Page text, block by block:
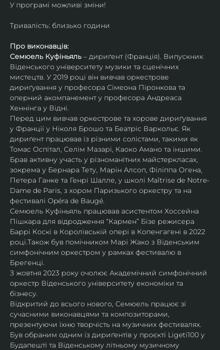
У програмі можливі зміни!
Тривалість: близько години
Про виконавців:
Семюель Куфіньяль – дириґент (Франція). Випускник
Віденського університету музики та сценічних
мистецтв. У 2019 році він вивчав оркестрове
дириґування у професора Сімеона Піронкова та
оперний акомпанемент у професора Андреаса
Хеннінга у Відні.
Перед цим вивчав оркестрове та хорове дириґування
у Франції у Ніколя Брошо та Беатріс Варкольє. Як
дириґент працював із різними солістами, такими як
Томас Оспітал, Селім Мазарі, Каоко Амано та іншими.
Брав активну участь у різноманітних майстеркласах,
зокрема у Бернара Тету, Марін Алсоп, Філіппа Огена,
Петера Ганке та Генрі Шалле, у школі Maîtrise de Notre-
Dame de Paris, з хором Паризького оркестру та на
фестивалі Opéra de Baugé.
Семюель Куфіньяль працював асистентом Хоссейна
Пішкара для відродження “Кармен” Бізе режисера
Баррі Коскі в Королівській опері в Копенгагені в 2022
році.Також був помічником Марі Жако з Віденським
симфонічним оркестром у рамках фестивалю в
Брегенці.
З жовтня 2023 року очолює Академічний симфонічний
оркестр Віденського університету економіки та
бізнесу.
Відкритий до всього нового, Семюель працює зі
сучасними виконавцями та композиторами,
презентуючи їхню творчість на музичних фестивалях.
Був обраним одним із дириґентів у проєкті Ligeti100 у
Будапешті та Віденському літньому музичному